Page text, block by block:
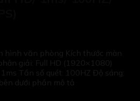
hình văn phòng Kích thước màn
giải: Full HD (1920×1080)
Tần số quét: 100HZ Độ sáng:
dưới phần mô tả